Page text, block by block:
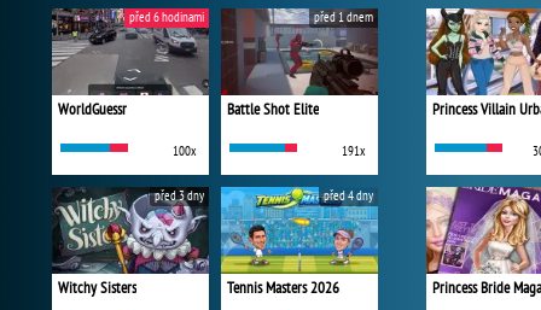
WorldGuessr
100x
před 6 hodinami
Battle Shot Elite
191x
před 1 dnem
Witchy Sisters
před 3 dny
Tennis Masters 2026
před 4 dny
Princess Bride